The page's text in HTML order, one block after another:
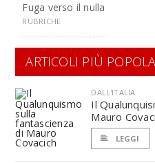
Fuga verso il nulla
RUBRICHE
ARTICOLI PIÙ
DALL'ITALIA
Il
Mauro
LEGGI